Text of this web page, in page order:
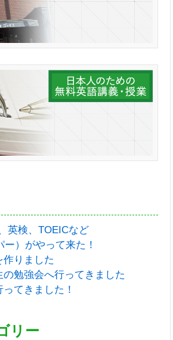
英検、TOEICなど
ー）がやって来た！
作りました
勉強会へ行ってきました
てきました！
リー